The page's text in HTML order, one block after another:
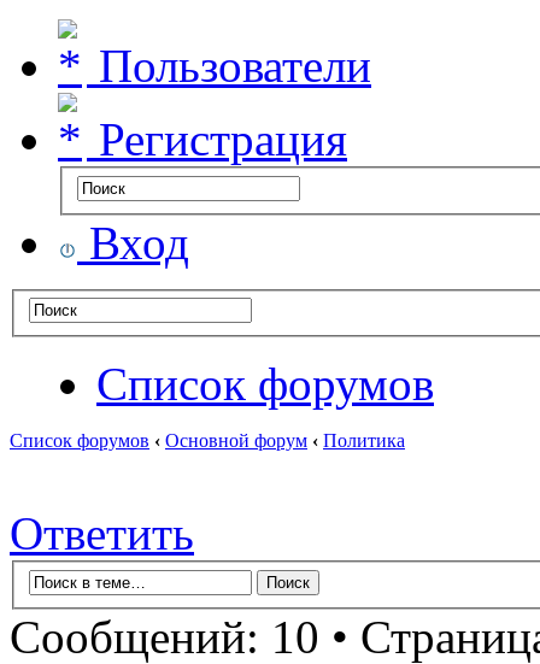
Пользователи
Регистрация
Вход
Список форумов
Список форумов ‹ Основной форум ‹ Политика
Ответить
Сообщений: 10 •